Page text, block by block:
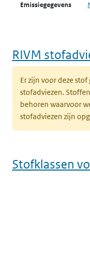
Emissiegegevens
Emissiegegevens
water
ZZS in afval
Zoeker
RIVM
Er zijn voor deze
stofadviezen.
behoren waarvoor
stofadviezen zijn
Stofklassen